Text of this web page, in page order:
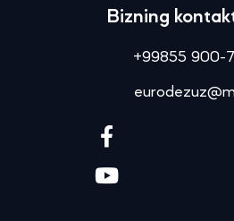
Bizning
+99855 900-